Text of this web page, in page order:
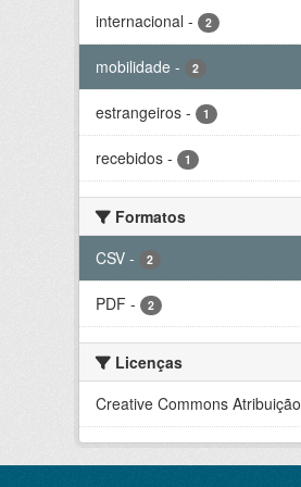
internacional - 2
mobilidade - 2
estrangeiros - 1
recebidos - 1
Formatos
CSV - 2
PDF - 2
Licenças
Creative Commons Atribuição